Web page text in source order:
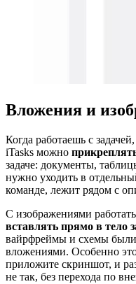
Вложения и
Когда работаешь с
iTasks можно
задаче: документы,
нужно уходить в
команде, лежит рядом с
С изображениями
вставлять прямо в тело
вайрфреймы и схемы
вложениями. Особенно
приложите скриншот, и
не так, без перехода по